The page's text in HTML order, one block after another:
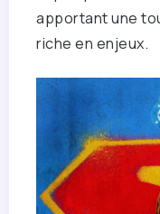
apportant une
riche en enjeux.